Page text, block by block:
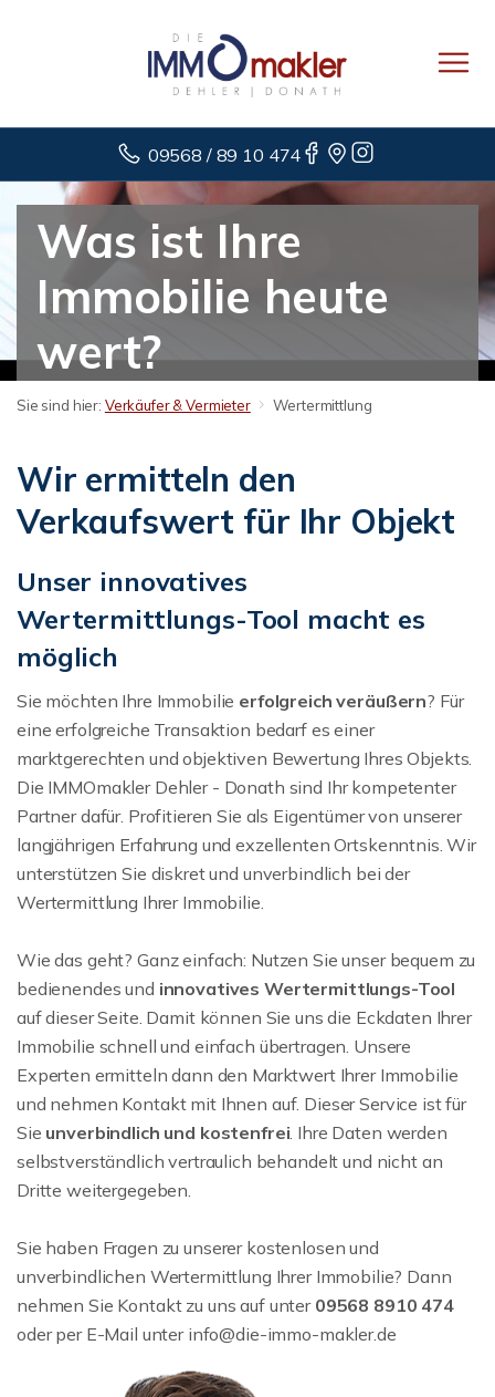
09568 / 89 10 474
Was ist Ihre
Immobilie heute
wert?
Sie sind hier: Verkäufer & Vermieter Wertermittlung
Wir ermitteln den
Verkaufswert für Ihr Objekt
Unser innovatives
Wertermittlungs-Tool macht es
möglich
Sie möchten Ihre Immobilie erfolgreich veräußern? Für
eine erfolgreiche Transaktion bedarf es einer
marktgerechten und objektiven Bewertung Ihres Objekts.
Die IMMOmakler Dehler - Donath sind Ihr kompetenter
Partner dafür. Profitieren Sie als Eigentümer von unserer
langjährigen Erfahrung und exzellenten Ortskenntnis. Wir
unterstützen Sie diskret und unverbindlich bei der
Wertermittlung Ihrer Immobilie.
Wie das geht? Ganz einfach: Nutzen Sie unser bequem zu
bedienendes und innovatives Wertermittlungs-Tool
auf dieser Seite. Damit können Sie uns die Eckdaten Ihrer
Immobilie schnell und einfach übertragen. Unsere
Experten ermitteln dann den Marktwert Ihrer Immobilie
und nehmen Kontakt mit Ihnen auf. Dieser Service ist für
Sie unverbindlich und kostenfrei. Ihre Daten werden
selbstverständlich vertraulich behandelt und nicht an
Dritte weitergegeben.
Sie haben Fragen zu unserer kostenlosen und
unverbindlichen Wertermittlung Ihrer Immobilie? Dann
nehmen Sie Kontakt zu uns auf unter 09568 8910 474
oder per E-Mail unter info@die-immo-makler.de